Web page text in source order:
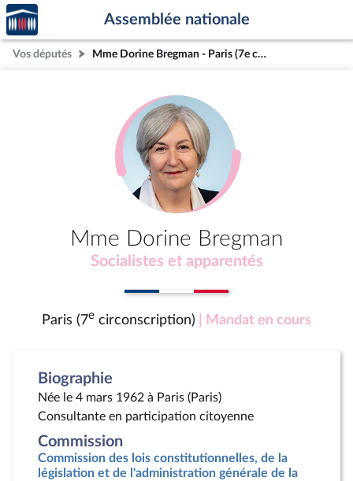
Aller au contenu
Aller en bas de la page
Accèder
à la
page
d'accueil
Assemblée nationale
Vos députés Mme Dorine Bregman - Paris (7e circonscription)
Mme Dorine Bregman
Socialistes et apparentés
Paris (7e circonscription) | Mandat en cours
Biographie
Née le 4 mars 1962 à Paris (Paris)
Consultante en participation citoyenne
Commission
Commission des lois constitutionnelles, de la
législation et de l'administration générale de la